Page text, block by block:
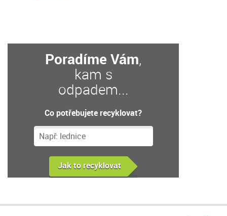
Poradíme Vám,
kam s
odpadem...
Co potřebujete recyklovat?